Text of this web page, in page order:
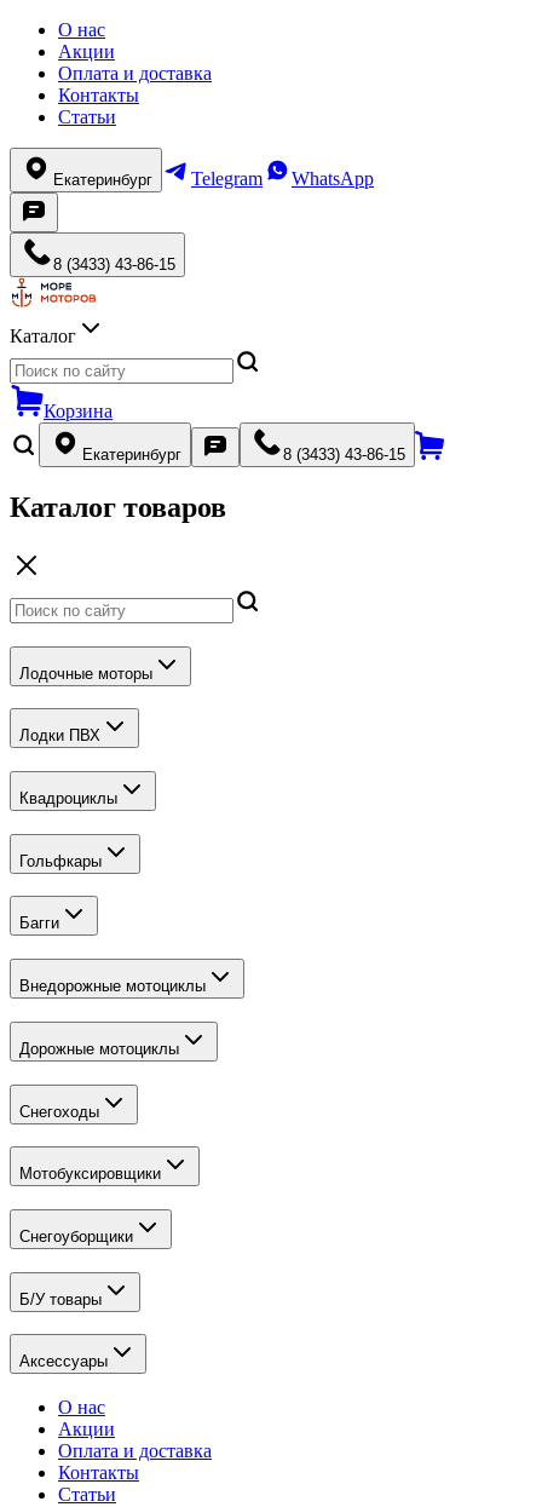
О нас
Акции
Оплата и доставка
Контакты
Статьи
Екатеринбург Telegram WhatsApp
8 (3433) 43-86-15
Каталог
Корзина
Екатеринбург 8 (3433) 43-86-15
Каталог товаров
Лодочные моторы
Лодки ПВХ
Квадроциклы
Гольфкары
Багги
Внедорожные мотоциклы
Дорожные мотоциклы
Снегоходы
Мотобуксировщики
Снегоуборщики
Б/У товары
Аксессуары
О нас
Акции
Оплата и доставка
Контакты
Статьи